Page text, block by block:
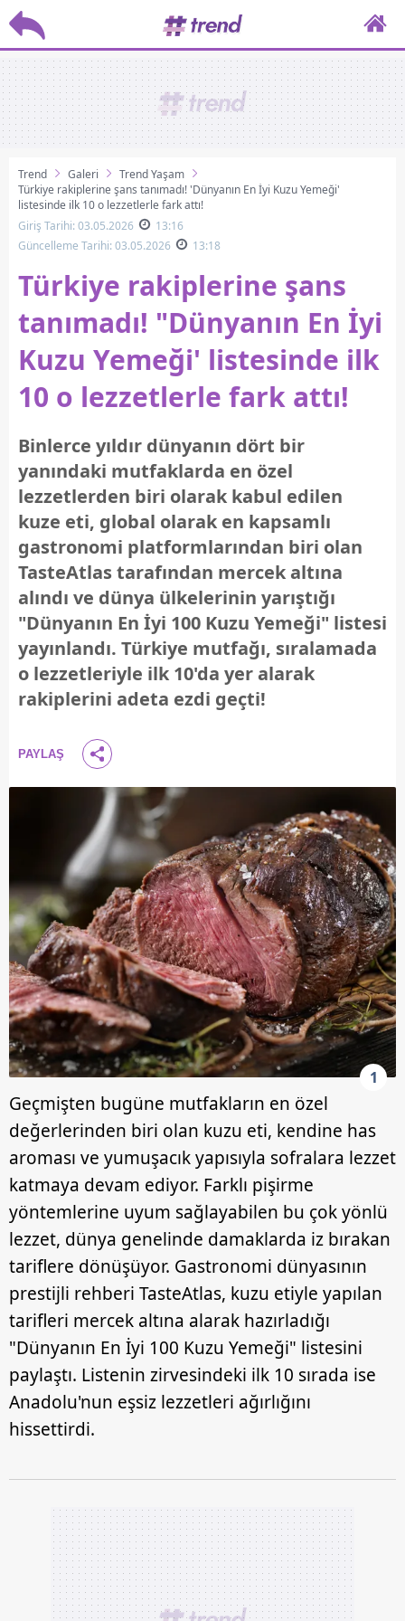
Trend Galeri
Trend Yaşam
Türkiye rakiplerine şans tanımadı! 'Dünyanın En İyi Kuzu Yemeği'
listesinde ilk 10 o lezzetlerle fark attı!
Giriş Tarihi: 03.05.2026
13:16
Güncelleme Tarihi: 03.05.2026
13:18
Türkiye rakiplerine şans
tanımadı! "Dünyanın En İyi
Kuzu Yemeği' listesinde ilk
10 o lezzetlerle fark attı!
Binlerce yıldır dünyanın dört bir
yanındaki mutfaklarda en özel
lezzetlerden biri olarak kabul edilen
kuze eti, global olarak en kapsamlı
gastronomi platformlarından biri olan
TasteAtlas tarafından mercek altına
alındı ve dünya ülkelerinin yarıştığı
"Dünyanın En İyi 100 Kuzu Yemeği" listesi
yayınlandı. Türkiye mutfağı, sıralamada
o lezzetleriyle ilk 10'da yer alarak
rakiplerini adeta ezdi geçti!
PAYLAŞ
1
Geçmişten bugüne mutfakların en özel
değerlerinden biri olan kuzu eti, kendine has
aroması ve yumuşacık yapısıyla sofralara lezzet
katmaya devam ediyor. Farklı pişirme
yöntemlerine uyum sağlayabilen bu çok yönlü
lezzet, dünya genelinde damaklarda iz bırakan
tariflere dönüşüyor. Gastronomi dünyasının
prestijli rehberi TasteAtlas, kuzu etiyle yapılan
tarifleri mercek altına alarak hazırladığı
"Dünyanın En İyi 100 Kuzu Yemeği" listesini
paylaştı. Listenin zirvesindeki ilk 10 sırada ise
Anadolu'nun eşsiz lezzetleri ağırlığını
hissettirdi.